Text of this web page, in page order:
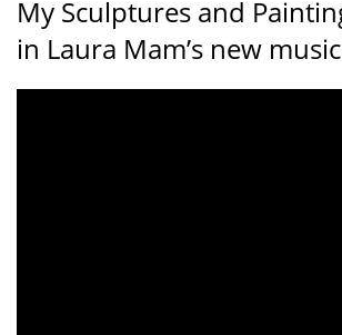
My Sculptures and
in Laura Mam’s new